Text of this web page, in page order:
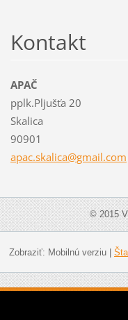
Kontakt
APAČ
pplk.Pljušťa 20
Skalica
90901
apac.skalica@gmail.com
© 2015
Zobraziť: Mobilnú verziu|